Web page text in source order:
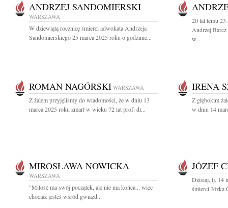
ANDRZEJ SANDOMIERSKI
WARSZAWA
W dziewiątą rocznicę śmierci adwokata Andrzeja
Sandomierskiego 25 marca 2025 roku o godzinie...
20 lat temu 23
Andrzej Barcz
w...
ROMAN NAGÓRSKI WARSZAWA
Z żalem przyjęliśmy do wiadomości, że w dniu 13
marca 2025 roku zmarł w wieku 72 lat prof. dr...
IRENA
Z głębokim
w dniu 14
MIROSŁAWA NOWICKA
WARSZAWA
"Miłość ma swój początek, ale nie ma końca... więc
chociaż jesteś wśród gwiazd...
JÓZEF
Dzisiaj, tj. 14
śmierci Józka